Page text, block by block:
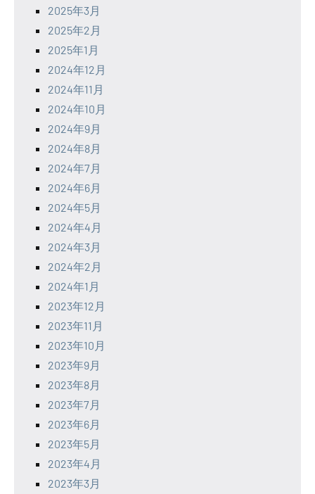
2025年3月
2025年2月
2025年1月
2024年12月
2024年11月
2024年10月
2024年9月
2024年8月
2024年7月
2024年6月
2024年5月
2024年4月
2024年3月
2024年2月
2024年1月
2023年12月
2023年11月
2023年10月
2023年9月
2023年8月
2023年7月
2023年6月
2023年5月
2023年4月
2023年3月